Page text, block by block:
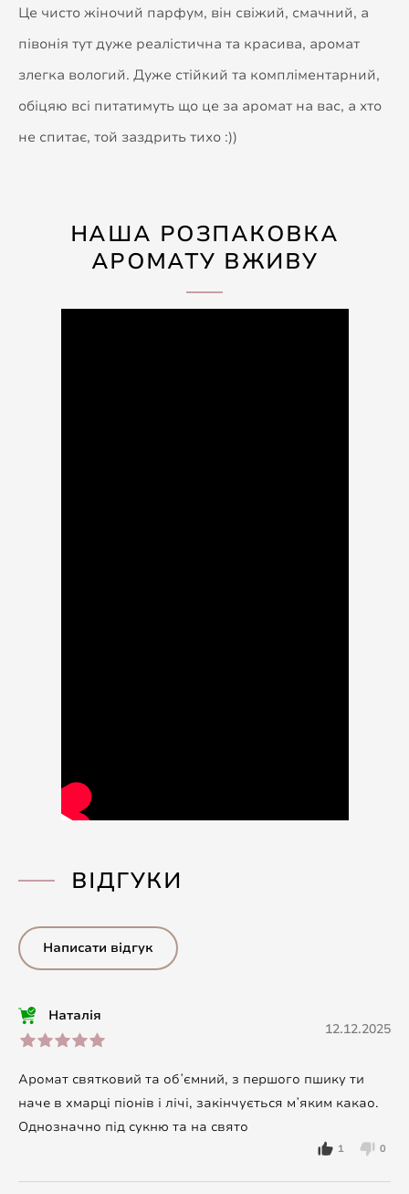
Це чисто жіночий парфум, він свіжий, смачний, а
півонія тут дуже реалістична та красива, аромат
злегка вологий. Дуже стійкий та компліментарний,
обіцяю всі питатимуть що це за аромат на вас, а хто
не спитає, той заздрить тихо :))
НАША РОЗПАКОВКА
АРОМАТУ ВЖИВУ
ВІДГУКИ
Написати відгук
Наталія
12.12.2025
Аромат святковий та обʼємний, з першого пшику ти
наче в хмарці піонів і лічі, закінчується мʼяким какао.
Однозначно під сукню та на свято
1 0